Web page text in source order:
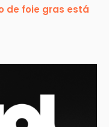
de foie gras está